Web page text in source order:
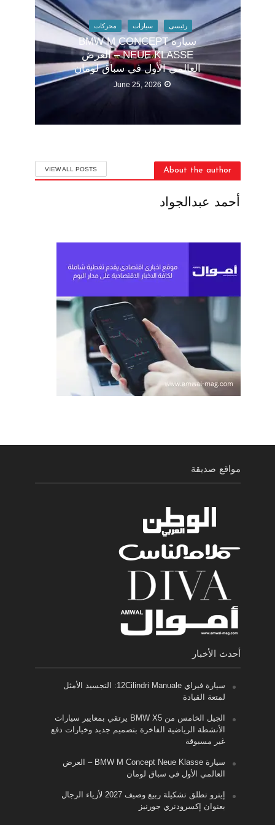
رئيسى سيارات محركات
سيارة BMW M CONCEPT
NEUE KLASSE – العرض
العالمي الأول في سباق لومان
June 25, 2026
About the author
VIEW ALL POSTS
أحمد عبدالجواد
مواقع صديقة
أحدث الأخبار
سيارة فيراي 12Cilindri Manuale: التجسيد الأمثل
لمتعة القيادة
الجيل الخامس من BMW X5 يرتقي بمعايير سيارات
الأنشطة الرياضية الفاخرة بتصميم جديد وخيارات دفع
غير مسبوقة
سيارة BMW M Concept Neue Klasse – العرض
العالمي الأول في سباق لومان
إيترو تطلق تشكيلة ربيع وصيف 2027 لأزياء الرجال
بعنوان إكسرودنري جورنيز